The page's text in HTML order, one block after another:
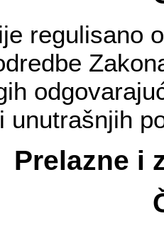
regulisano
unutrašnjih
Prelazne i